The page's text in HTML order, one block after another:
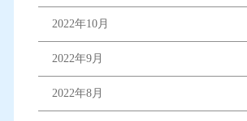
2022年10月
2022年9月
2022年8月